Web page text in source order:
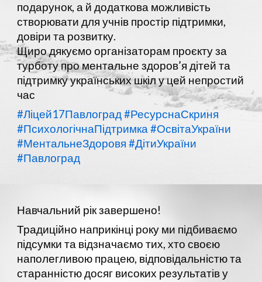
подарунок, а й додаткова можливість
створювати для учнів простір підтримки,
довіри та розвитку.
Щиро дякуємо організаторам проєкту за
турботу про ментальне здоров’я дітей та
підтримку українських шкіл у цей непростий
час
#Ліцей17Павлоград #РесурснаСкриня
#ПсихологічнаПідтримка #ОсвітаУкраїни
#МентальнеЗдоровя #ДітиУкраїни
#Павлоград
Навчальний рік завершено!
Традиційно наприкінці року ми підбиваємо
підсумки та відзначаємо тих, хто своєю
наполегливою працею, відповідальністю та
старанністю досяг високих результатів у